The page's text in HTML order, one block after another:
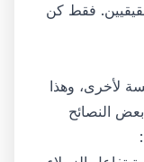
فقط كن
لأخرى، وهذا
النصائح